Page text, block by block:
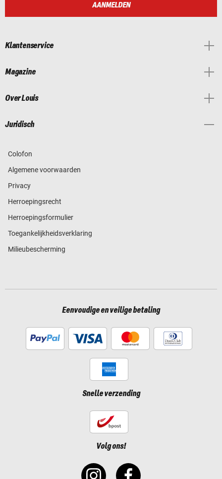
AANMELDEN
Klantenservice
Magazine
Over Louis
Juridisch
Colofon
Algemene voorwaarden
Privacy
Herroepingsrecht
Herroepingsformulier
Toegankelijkheidsverklaring
Milieubescherming
Eenvoudige en veilige betaling
Snelle verzending
Volg ons!